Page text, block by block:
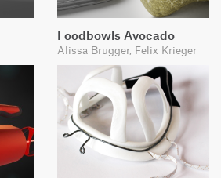
Foodbowls Avocado
Alissa Brugger, Felix Krieger